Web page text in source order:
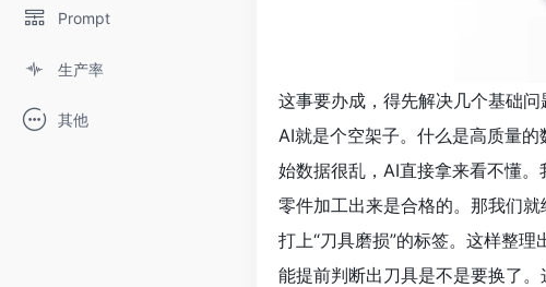
Prompt
生产率
其他
这事要办成，得先解决几个基础
AI就是个空架子。什么是高质量
始数据很乱，AI直接拿来看不懂
零件加工出来是合格的。那我们
打上“刀具磨损”的标签。这样整
能提前判断出刀具是不是要换了